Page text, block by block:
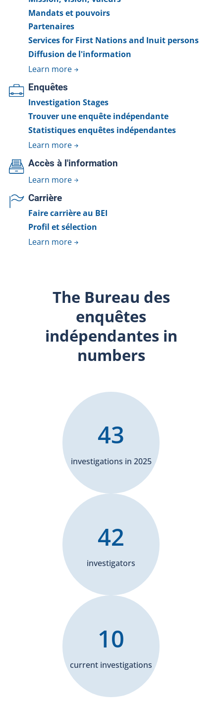
Mandats et pouvoirs
Partenaires
Services for First Nations and Inuit persons
Diffusion de l'information
Learn more
Enquêtes
Investigation Stages
Trouver une enquête indépendante
Statistiques enquêtes indépendantes
Learn more
Accès à l'information
Learn more
Carrière
Faire carrière au BEI
Profil et sélection
Learn more
The Bureau des
enquêtes
indépendantes in
numbers
investigations in 2025
43
investigators
42
current investigations
10